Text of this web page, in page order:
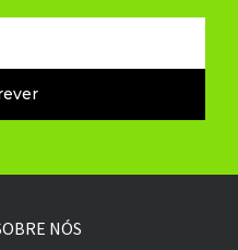
NÓS